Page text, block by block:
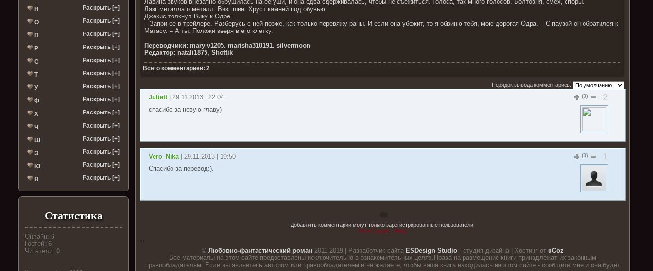
Н Раскрыть [+]
О Раскрыть [+]
П Раскрыть [+]
Р Раскрыть [+]
С Раскрыть [+]
Т Раскрыть [+]
У Раскрыть [+]
Ф Раскрыть [+]
Х Раскрыть [+]
Ч Раскрыть [+]
Ш Раскрыть [+]
Э Раскрыть [+]
Ю Раскрыть [+]
Я Раскрыть [+]
Статистика
Онлайн:6
Гостей:6
Читатели:0
Лавина звуков внезапно обрушилась на ее уши, и она едва сдерживалась, чтобы не съежиться. Голоса, так много голосов. Болтовня, смех, споры.
Лязг металла о металл. Визг шин. Хруст камней под обувью.
Джекис толкнул Вику к Одре.
– Запри ее в трейлере. Разберусь с ней позже, как только перевяжу раны. И если она убежит, то я обвиню тебя, мою дорогая Одра. – С паузой он обратился к
Матасу. – А ты. Положи зверя в его клетку.
Переводчики: maryiv1205, marisha310191, silvermoon
Редактор: natali1875, Shottik
Всего комментариев: 2
Порядок вывода комментариев:
Juliett | 29.11.2013 | 22:04 2
(0)
спасибо за новую главу)
Vero_Nika | 29.11.2013 | 19:50 1
(0)
Спасибо за перевод:).
Добавлять комментарии могут только зарегистрированные пользователи.
Регистрация | Вход
© Любовно-фантастический роман 2011-2019 | Разработчик сайта ESDesign Studio- студия дизайна | Хостинг от uCoz
Все материалы на этом сайте предоставлены исключительно в ознакомительных целях.Права на размещение книги принадлежат их законным
правообладателям. Если вы являетесь автором или правообладателем и не желаете, чтобы ваша книга находилась на этом сайте - сообщите мне и она будет